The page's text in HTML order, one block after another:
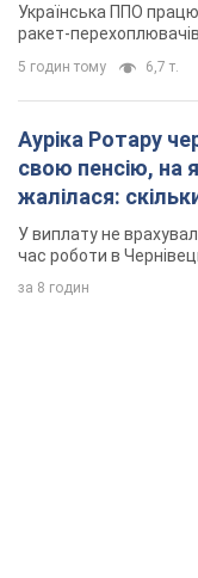
Українська ППО
ракет-перехоплювачів
5 годин тому 6,7 т.
Ауріка Ротару
свою пенсію, на
жалілася:
співачка
У виплату не
час роботи в
за 8 годин